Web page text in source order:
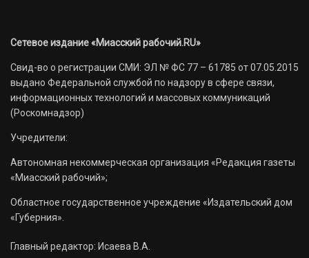
Сетевое издание «Миасский рабочий.RU»
Свид-во о регистрации СМИ: ЭЛ № ФС 77 – 61785 от 07.05.2015
выдано Федеральной службой по надзору в сфере связи,
информационных технологий и массовых коммуникаций
(Роскомнадзор)
Учредители:
Автономная некоммерческая организация «Редакция газеты
«Миасский рабочий»;
Областное государственное учреждение «Издательский дом
«Губерния».
Главный редактор: Исаева В.А.